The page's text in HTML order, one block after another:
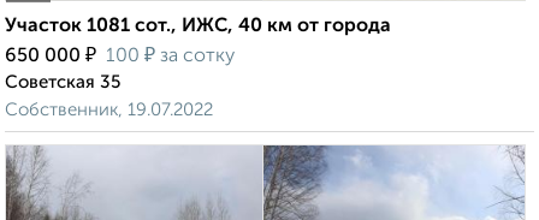
Участок 1081 сот., ИЖС, 40 км от города
650 000 ₽ 100 ₽ за сотку
Советская 35
Собственник, 19.07.2022